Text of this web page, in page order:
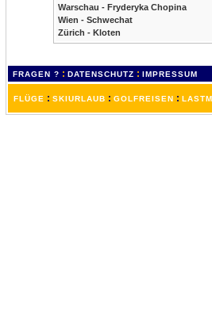
Warschau - Fryderyka Chopina
Wien - Schwechat
Zürich - Kloten
FRAGEN ? : DATENSCHUTZ : IMPRESSUM
FLÜGE : SKIURLAUB : GOLFREISEN :